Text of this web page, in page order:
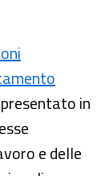
presentato in
e delle